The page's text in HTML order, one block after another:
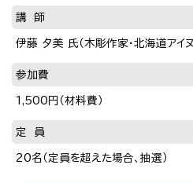
講 師
伊藤 夕美 氏（木彫作家・北海道アイ
参加費
1,500円（材料費）
定 員
20名（定員を超えた場合、抽選）